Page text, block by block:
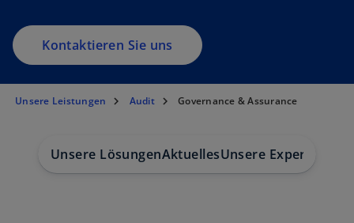
Kontaktieren Sie uns
Unsere Leistungen Audit Governance & Assurance
Unsere LösungenAktuellesUnsere Expert:innen